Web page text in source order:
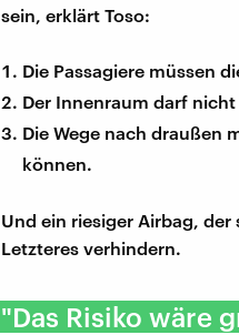
sein, erklärt Toso:
Die Passagiere müssen
Der Innenraum darf
Die Wege nach draußen
können.
Und ein riesiger Airbag,
Letzteres verhindern.
"Das Risiko wäre